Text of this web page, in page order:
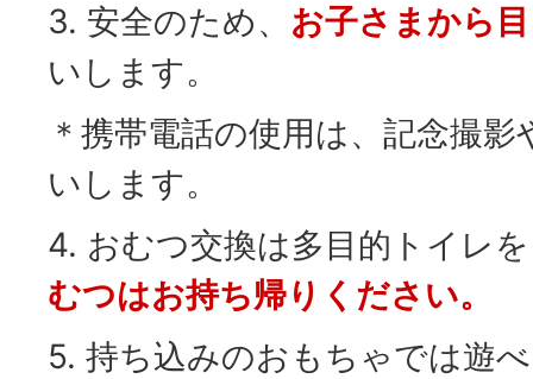
3. 安全のため、 お子さまから
いします。
＊携帯電話の使用は、記念撮
いします。
4. おむつ交換は多目的トイレ
むつはお持ち帰りください。
5. 持ち込みのおもちゃでは遊